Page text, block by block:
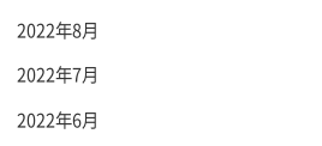
2022年8月
2022年7月
2022年6月